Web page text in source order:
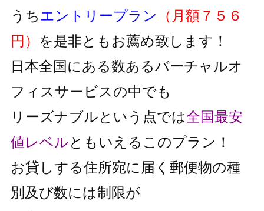
うちエントリープラン
（月額７５６
円） を是非ともお薦め致します！
日本全国にある数あるバーチャルオ
フィスサービスの中でも
リーズナブルという点では全国最安
値レベルと もいえるこのプラン！
お貸しする住所宛に届く郵便物の種
別及び数には制限が